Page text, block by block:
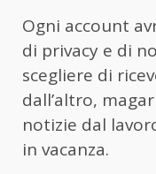
Ogni account
di privacy e di
scegliere di
dall’altro,
notizie dal
in vacanza.